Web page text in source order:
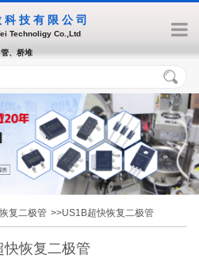
技有限公司
Technoligy Co.,Ltd
、桥堆
复二极管 >>US1B超快恢复二极管
快恢复二极管